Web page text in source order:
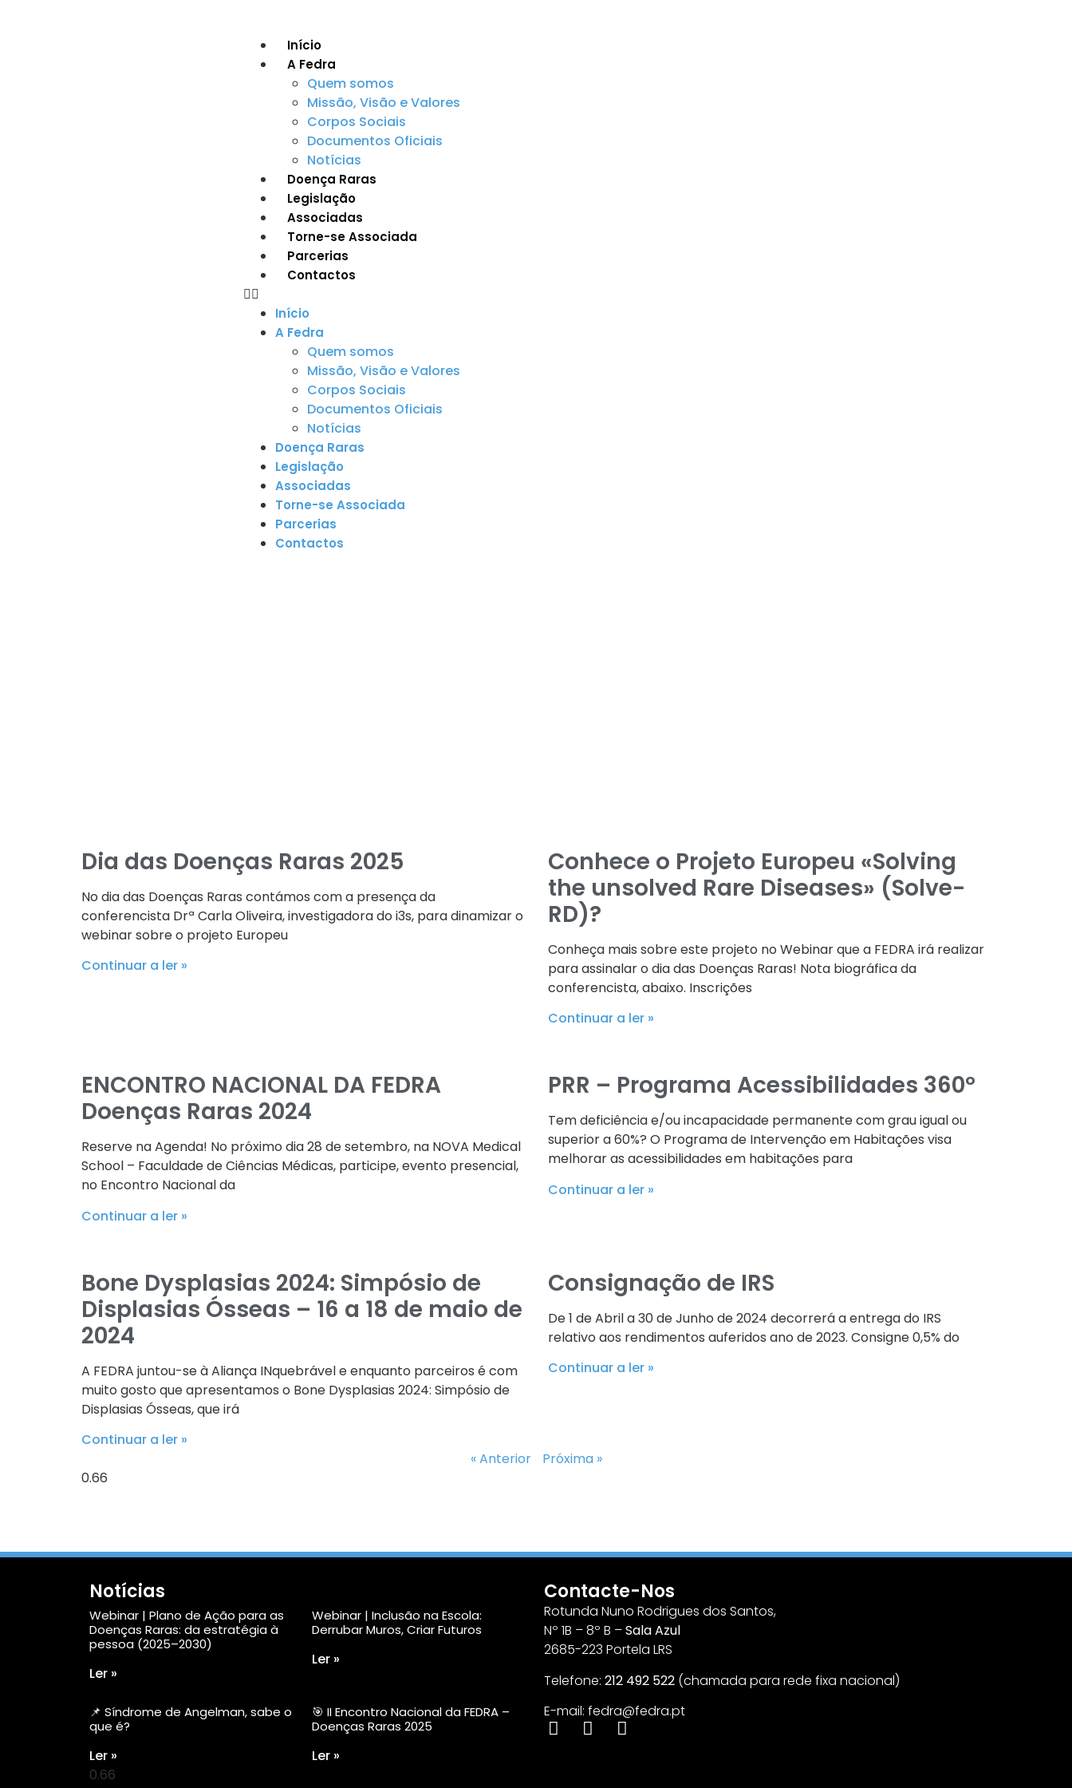
Início
A Fedra
Quem somos
Missão, Visão e Valores
Corpos Sociais
Documentos Oficiais
Notícias
Doença Raras
Legislação
Associadas
Torne-se Associada
Parcerias
Contactos
Início
A Fedra
Quem somos
Missão, Visão e Valores
Corpos Sociais
Documentos Oficiais
Notícias
Doença Raras
Legislação
Associadas
Torne-se Associada
Parcerias
Contactos
Dia das Doenças Raras 2025
No dia das Doenças Raras contámos com a presença da
conferencista Drª Carla Oliveira, investigadora do i3s, para dinamizar o
webinar sobre o projeto Europeu
Continuar a ler »
Conhece o Projeto Europeu «Solving
the unsolved Rare Diseases» (Solve-
RD)?
Conheça mais sobre este projeto no Webinar que a FEDRA irá realizar
para assinalar o dia das Doenças Raras! Nota biográfica da
conferencista, abaixo. Inscrições
Continuar a ler »
ENCONTRO NACIONAL DA FEDRA
Doenças Raras 2024
Reserve na Agenda! No próximo dia 28 de setembro, na NOVA Medical
School – Faculdade de Ciências Médicas, participe, evento presencial,
no Encontro Nacional da
Continuar a ler »
PRR – Programa Acessibilidades 360º
Tem deficiência e/ou incapacidade permanente com grau igual ou
superior a 60%? O Programa de Intervenção em Habitações visa
melhorar as acessibilidades em habitações para
Continuar a ler »
Bone Dysplasias 2024: Simpósio de
Displasias Ósseas – 16 a 18 de maio de
2024
A FEDRA juntou-se à Aliança INquebrável e enquanto parceiros é com
muito gosto que apresentamos o Bone Dysplasias 2024: Simpósio de
Displasias Ósseas, que irá
Continuar a ler »
Consignação de IRS
De 1 de Abril a 30 de Junho de 2024 decorrerá a entrega do IRS
relativo aos rendimentos auferidos ano de 2023. Consigne 0,5% do
Continuar a ler »
« Anterior Próxima »
Notícias
Webinar | Plano de Ação para as
Doenças Raras: da estratégia à
pessoa (2025–2030)
Ler »
Webinar | Inclusão na Escola:
Derrubar Muros, Criar Futuros
Ler »
📌 Síndrome de Angelman, sabe o
que é?
Ler »
🎯 II Encontro Nacional da FEDRA –
Doenças Raras 2025
Ler »
Contacte-Nos
Rotunda Nuno Rodrigues dos Santos,
Nº 1B – 8º B –Sala Azul
2685-223 Portela LRS
Telefone: 212 492 522 (chamada para rede fixa nacional)
E-mail: fedra@fedra.pt